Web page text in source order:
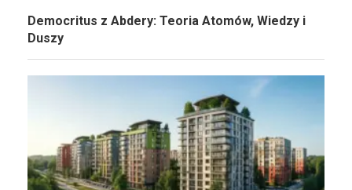
Democritus z Abdery: Teoria Atomów, Wiedzy i
Duszy